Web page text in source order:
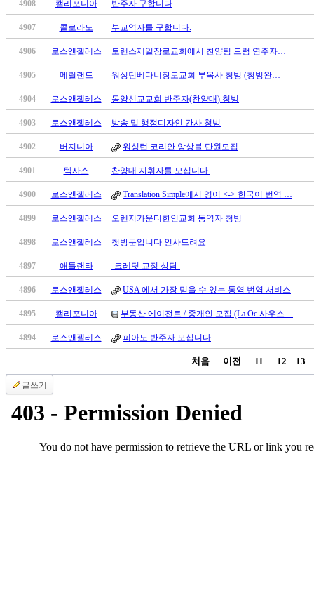
진
후
아
터
웹
끼
미
기
미
진
국
국
24
시
4908 캘리포니아 반주자 구합니다
4907 콜로라도 부교역자를 구합니다.
4906 로스앤젤레스 토랜스제일장로교회에서 찬양팀 드럼 연주자…
4905 메릴랜드 워싱턴베다니장로교회 부목사 청빙 (청빙완…
4904 로스앤젤레스 동양선교교회 반주자(찬양대) 청빙
4903 로스앤젤레스 방송 및 행정디자인 간사 청빙
4902 버지니아 워싱턴 코리안 앙상블 단원모집
4901 텍사스 찬양대 지휘자를 모십니다.
4900 로스앤젤레스 Translation Simple에서 영어 <-> 한국어 번역 …
4899 로스앤젤레스 오렌지카운티한인교회 동역자 청빙
4898 로스앤젤레스 첫방문입니다 인사드려요
4897 애틀랜타 -크레딧 교정 상담-
4896 로스앤젤레스 USA 에서 가장 믿을 수 있는 통역 번역 서비스
4895 캘리포니아 부동산 에이전트 / 중개인 모집 (La Oc 사우스…
4894 로스앤젤레스 피아노 반주자 모십니다
처음 이전 11 12 13
글쓰기